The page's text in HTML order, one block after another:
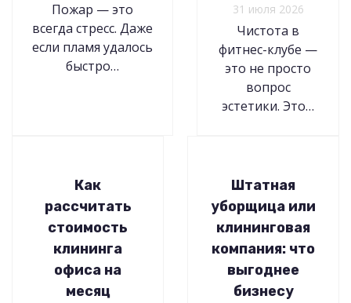
Пожар — это
всегда стресс. Даже
если пламя удалось
быстро…
31 июля 2026
Чистота в
фитнес-клубе —
это не просто
вопрос
эстетики. Это…
Как
рассчитать
стоимость
клининга
офиса на
месяц
Штатная
уборщица или
клининговая
компания: что
выгоднее
бизнесу